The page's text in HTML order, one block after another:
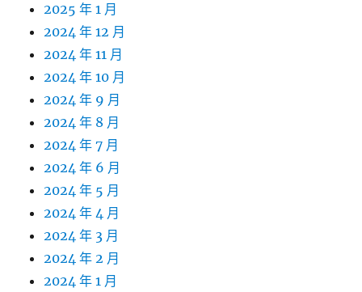
2025 年 1 月
2024 年 12 月
2024 年 11 月
2024 年 10 月
2024 年 9 月
2024 年 8 月
2024 年 7 月
2024 年 6 月
2024 年 5 月
2024 年 4 月
2024 年 3 月
2024 年 2 月
2024 年 1 月